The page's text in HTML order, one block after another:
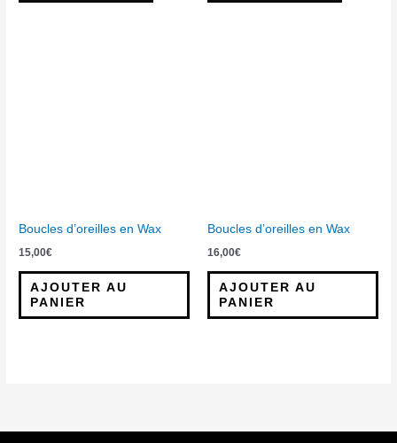
Boucles d’oreilles en Wax
15,00€
AJOUTER AU
PANIER
Boucles d’oreilles en Wax
16,00€
AJOUTER AU
PANIER